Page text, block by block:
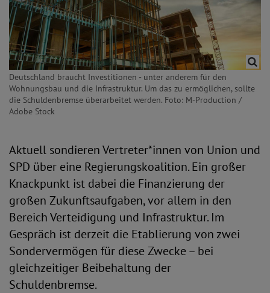
Deutschland braucht Investitionen - unter anderem für den
Wohnungsbau und die Infrastruktur. Um das zu ermöglichen, sollte
die Schuldenbremse überarbeitet werden. Foto: M-Production /
Adobe Stock
Aktuell sondieren Vertreter*innen von Union und
SPD über eine Regierungskoalition. Ein großer
Knackpunkt ist dabei die Finanzierung der
großen Zukunftsaufgaben, vor allem in den
Bereich Verteidigung und Infrastruktur. Im
Gespräch ist derzeit die Etablierung von zwei
Sondervermögen für diese Zwecke – bei
gleichzeitiger Beibehaltung der
Schuldenbremse.